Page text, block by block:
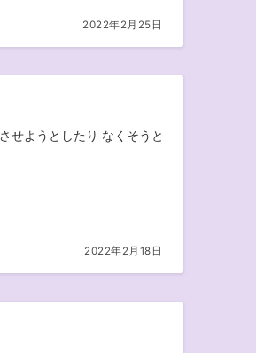
2022年2月25日
せようとしたり なくそうと
2022年2月18日